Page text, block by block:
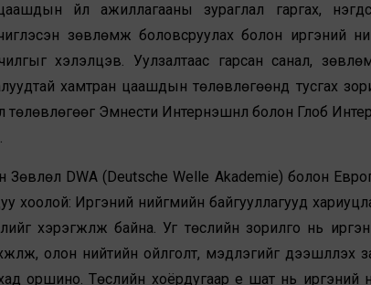
үйл ажиллагааны зураглал гаргах,
зөвлөмж боловсруулах болон иргэний
хэлэлцэв. Уулзалтаас гарсан санал,
хамтран цаашдын төлөвлөгөөнд тусгах
төлөвлөгөөг Эмнести Интернэшнл болон Глоб
Зөвлөл DWA (Deutsche Welle Akademie) болон
хоолой: Иргэний нийгмийн байгууллагууд
хэрэгжүүлж байна. Уг төслийн зорилго нь
олон нийтийн ойлголт, мэдлэгийг
оршино. Төслийн хоёрдугаар үе шат нь иргэний